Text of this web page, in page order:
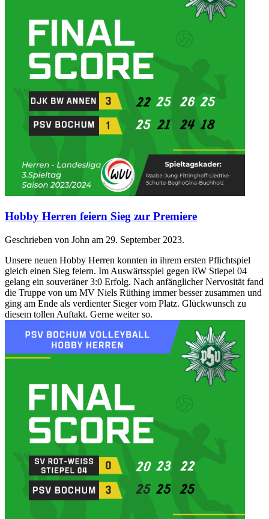
Hobby Herren feiern Sieg zur Premiere
Geschrieben von John am 29. September 2023.
Unsere neuen Hobby Herren konnten in ihrem ersten Pflichtspiel
gleich einen Sieg feiern. Im Auswärtsspiel gegen RW Stiepel 04
gelang ein souveräner 3:0 Erfolg. Nach anfänglicher Nervosität fand
die Truppe von um MV Niels Rüthing immer besser zusammen und
ging am Ende als verdienter Sieger vom Platz. Glückwunsch zu
diesem tollen Auftakt. Gerne weiter so.